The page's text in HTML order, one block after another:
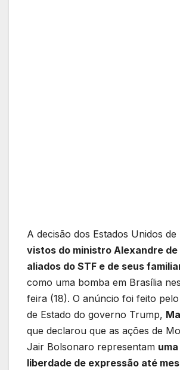
A decisão dos Estados Unidos de
vistos do ministro Alexandre de
aliados do STF e de seus
como uma bomba em Brasília
feira (18). O anúncio foi feito
de Estado do governo Trump,
que declarou que as ações de
Jair Bolsonaro representam
liberdade de expressão até